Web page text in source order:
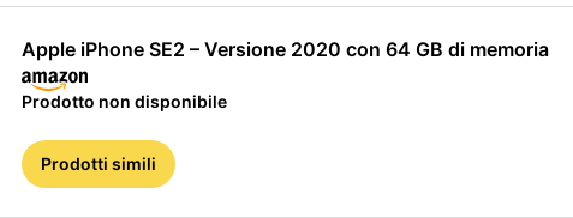
Apple iPhone SE2 – Versione 2020 con 64 GB di memoria
Prodotto non disponibile
Prodotti simili